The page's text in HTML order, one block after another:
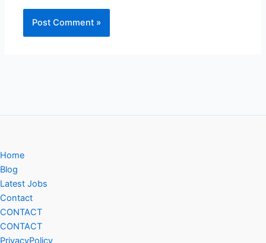
Home
Blog
Latest Jobs
Contact
CONTACT
CONTACT
PrivacyPolicy